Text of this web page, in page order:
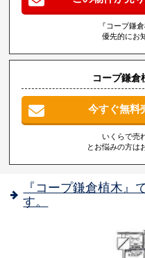
『コープ鎌
優先的にお
コープ鎌倉
今すぐ無料
いくらで売
とお悩みの方は
『コープ鎌倉植木』
す。